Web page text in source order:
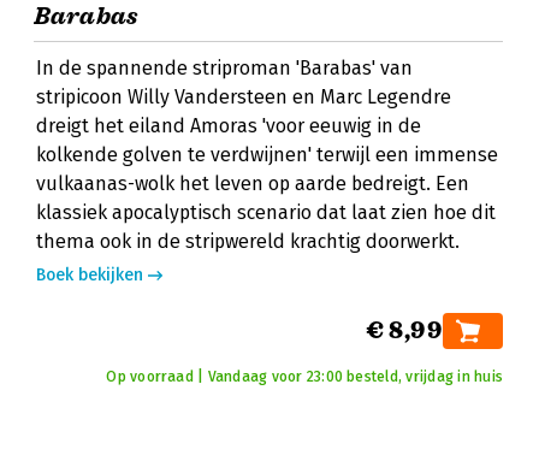
Barabas
In de spannende striproman 'Barabas' van
stripicoon Willy Vandersteen en Marc Legendre
dreigt het eiland Amoras 'voor eeuwig in de
kolkende golven te verdwijnen' terwijl een immense
vulkaanas-wolk het leven op aarde bedreigt. Een
klassiek apocalyptisch scenario dat laat zien hoe dit
thema ook in de stripwereld krachtig doorwerkt.
Boek bekijken
€ 8,99
Op voorraad | Vandaag voor 23:00 besteld, vrijdag in huis